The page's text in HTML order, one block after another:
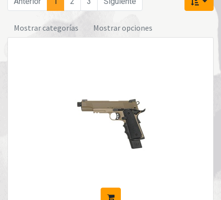
Mostrar categorías Mostrar opciones